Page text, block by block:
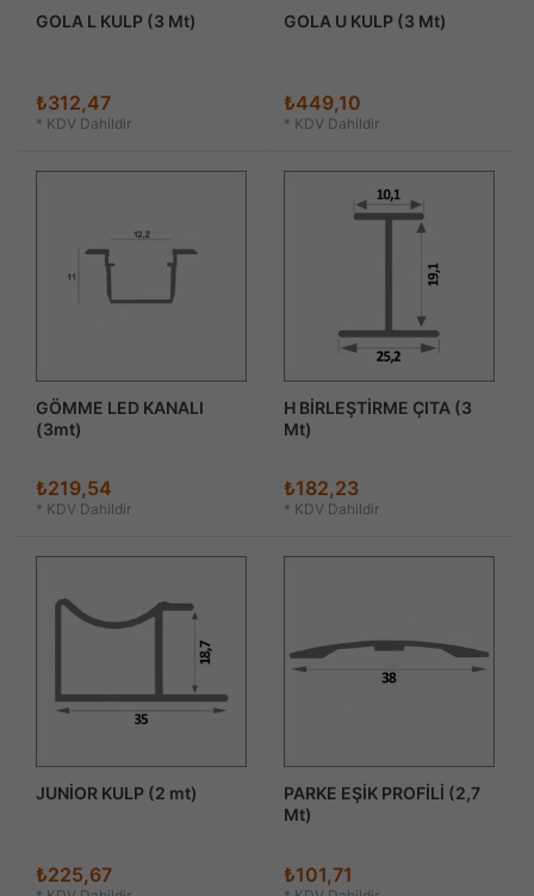
GOLA L KULP (3 Mt)
₺312,47
* KDV Dahildir
GOLA U KULP (3 Mt)
₺449,10
* KDV Dahildir
GÖMME LED KANALI
(3mt)
₺219,54
* KDV Dahildir
H BİRLEŞTİRME ÇITA (3
Mt)
₺182,23
* KDV Dahildir
JUNİOR KULP (2 mt)
₺225,67
PARKE EŞİK PROFİLİ (2,7
Mt)
₺101,71